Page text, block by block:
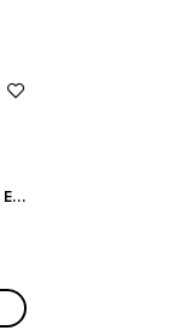
Parfemska voda - Eau de Parfum (EDP)